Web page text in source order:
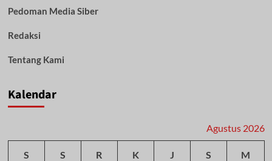
Pedoman Media Siber
Redaksi
Tentang Kami
Kalendar
Agustus 2026
S S R K J S M